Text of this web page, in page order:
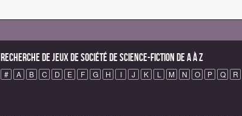
Recherche de Jeux de société de science-fiction de A à Z
# A B C D E F G H I J K L M N O P Q R